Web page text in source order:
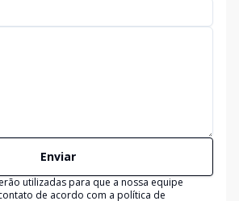
Enviar
utilizadas para que a nossa equipe
de acordo com a política de